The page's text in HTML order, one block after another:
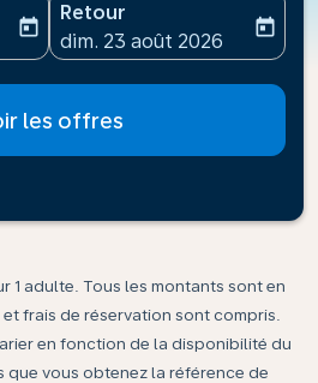
date-aria-label
today
Retour
fc-booking-return-date-
dim. 23 août 2026
today
les offres
1 adulte. Tous les montants sont en
et frais de réservation sont compris.
en fonction de la disponibilité du
que vous obtenez la référence de